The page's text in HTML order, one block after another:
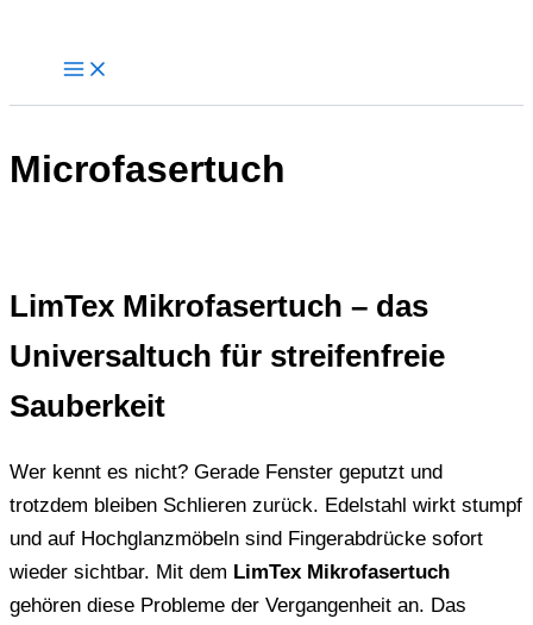
Microfasertuch
LimTex Mikrofasertuch – das
Universaltuch für streifenfreie
Sauberkeit
Wer kennt es nicht? Gerade Fenster geputzt und
trotzdem bleiben Schlieren zurück. Edelstahl wirkt stumpf
und auf Hochglanzmöbeln sind Fingerabdrücke sofort
wieder sichtbar. Mit dem LimTex Mikrofasertuch
gehören diese Probleme der Vergangenheit an. Das